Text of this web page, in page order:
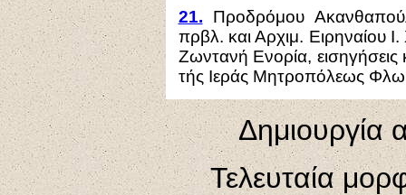
21. Προδρόμου Ακανθαπο
πρβλ. και Αρχιμ. ΕιρηναίουI.
Ζωντανή Ενορία, εισηγήσεις
τής Ιεράς Μητροπόλεως
Δημιουργία
Τελευταία